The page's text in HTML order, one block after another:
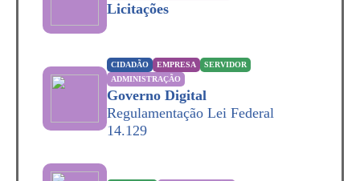
Licitações
CIDADÃO EMPRESA
SERVIDOR
ADMINISTRAÇÃO
Governo Digital
Regulamentação Lei Federal
14.129